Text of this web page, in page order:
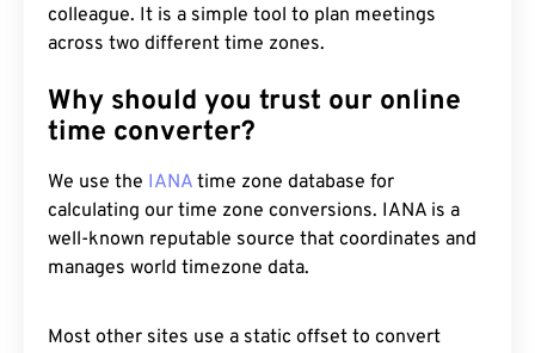
colleague. It is a simple tool to plan meetings
across two different time zones.
Why should you trust our online
time converter?
We use the IANA time zone database for
calculating our time zone conversions. IANA is a
well-known reputable source that coordinates and
manages world timezone data.
Most other sites use a static offset to convert